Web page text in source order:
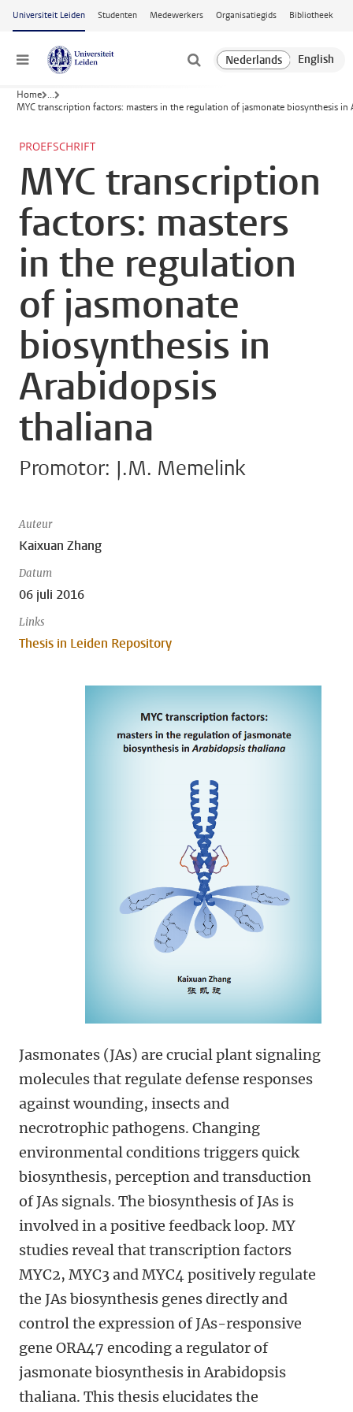
Ga naar hoofdinhoud
Universiteit Leiden Studenten Medewerkers Organisatiegids Bibliotheek
Menu
Home ...
MYC transcription factors: masters in the regulation of jasmonate biosynthesis in
PROEFSCHRIFT
MYC transcription
factors: masters
in the regulation
of jasmonate
biosynthesis in
Arabidopsis
thaliana
Promotor: J.M. Memelink
Auteur
Kaixuan Zhang
Datum
06 juli 2016
Links
Thesis in Leiden Repository
Jasmonates (JAs) are crucial plant signaling
molecules that regulate defense responses
against wounding, insects and
necrotrophic pathogens. Changing
environmental conditions triggers quick
biosynthesis, perception and transduction
of JAs signals. The biosynthesis of JAs is
involved in a positive feedback loop. MY
studies reveal that transcription factors
MYC2, MYC3 and MYC4 positively regulate
the JAs biosynthesis genes directly and
control the expression of JAs-responsive
gene ORA47 encoding a regulator of
jasmonate biosynthesis in Arabidopsis
thaliana. This thesis elucidates the